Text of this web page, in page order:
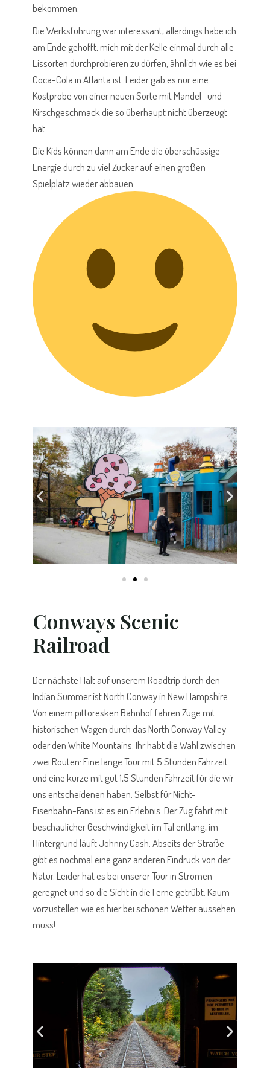
bekommen.
Die Werksführung war interessant, allerdings habe ich
am Ende gehofft, mich mit der Kelle einmal durch alle
Eissorten durchprobieren zu dürfen, ähnlich wie es bei
Coca-Cola in Atlantaist. Leider gab es nur eine
Kostprobe von einer neuen Sorte mit Mandel- und
Kirschgeschmack die so überhaupt nicht überzeugt
hat.
Die Kids können dann am Ende die überschüssige
Energie durch zu viel Zucker auf einen großen
Spielplatz wieder abbauen
Conways Scenic
Railroad
Der nächste Halt auf unserem Roadtrip durch den
Indian Summer ist North Conway in New Hampshire.
Von einem pittoresken Bahnhof fahren Züge mit
historischen Wagen durch das North Conway Valley
oder den White Mountains. Ihr habt die Wahl zwischen
zwei Routen: Eine lange Tour mit 5 Stunden Fahrzeit
und eine kurze mit gut 1,5 Stunden Fahrzeit für die wir
uns entscheidenen haben. Selbst für Nicht-
Eisenbahn-Fans ist es ein Erlebnis. Der Zug fährt mit
beschaulicher Geschwindigkeit im Tal entlang, im
Hintergrund läuft Johnny Cash. Abseits der Straße
gibt es nochmal eine ganz anderen Eindruck von der
Natur. Leider hat es bei unserer Tour in Strömen
geregnet und so die Sicht in die Ferne getrübt. Kaum
vorzustellen wie es hier bei schönen Wetter aussehen
muss!